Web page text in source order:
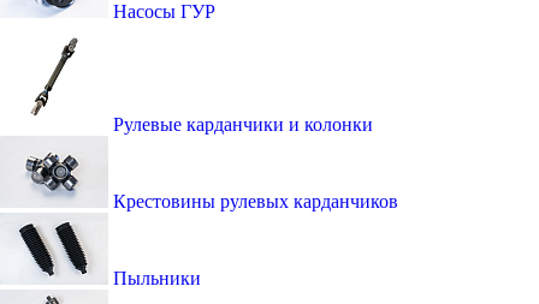
Насосы ГУР
Рулевые карданчики и колонки
Крестовины рулевых карданчиков
Пыльники